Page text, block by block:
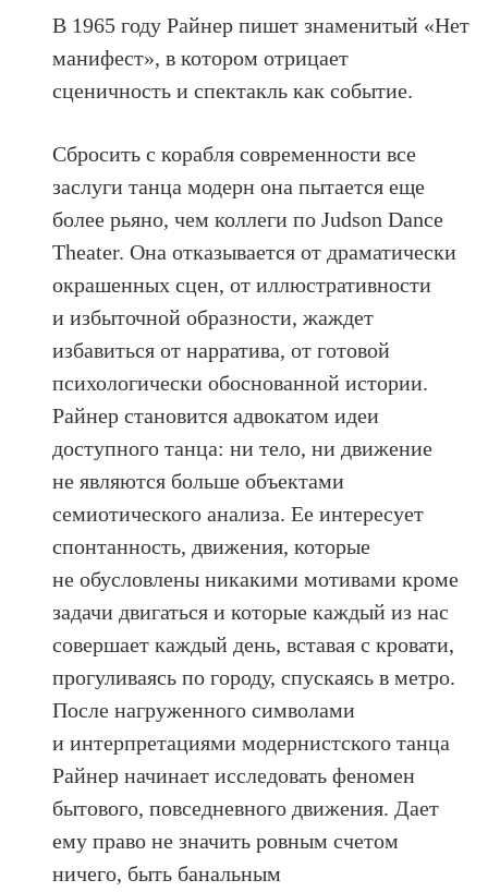
В 1965 году Райнер пишет знаменитый «Нет
манифест», в котором отрицает
сценичность и спектакль как событие.
Сбросить с корабля современности все
заслуги танца модерн она пытается еще
более рьяно, чем коллеги по Judson Dance
Theater. Она отказывается от драматически
окрашенных сцен, от иллюстративности
и избыточной образности, жаждет
избавиться от нарратива, от готовой
психологически обоснованной истории.
Райнер становится адвокатом идеи
доступного танца: ни тело, ни движение
не являются больше объектами
семиотического анализа. Ее интересует
спонтанность, движения, которые
не обусловлены никакими мотивами кроме
задачи двигаться и которые каждый из нас
совершает каждый день, вставая с кровати,
прогуливаясь по городу, спускаясь в метро.
После нагруженного символами
и интерпретациями модернистского танца
Райнер начинает исследовать феномен
бытового, повседневного движения. Дает
ему право не значить ровным счетом
ничего, быть банальным